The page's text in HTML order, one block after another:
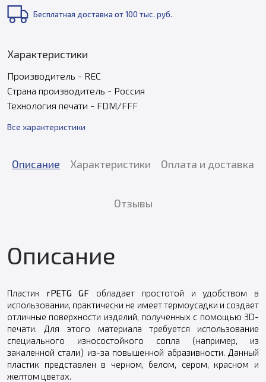
Бесплатная доставка от 100 тыс. руб.
Характеристики
Производитель - REC
Страна производитель - Россия
Технология печати - FDM/FFF
Все характеристики
Описание Характеристики Оплата и доставка
Отзывы
Описание
Пластик rPETG GF обладает простотой и удобством в
использовании, практически не имеет термоусадки и создает
отличные поверхности изделий, полученных с помощью 3D-
печати. Для этого материала требуется использование
специального износостойкого сопла (например, из
закаленной стали) из-за повышенной абразивности. Данный
пластик представлен в черном, белом, сером, красном и
желтом цветах.